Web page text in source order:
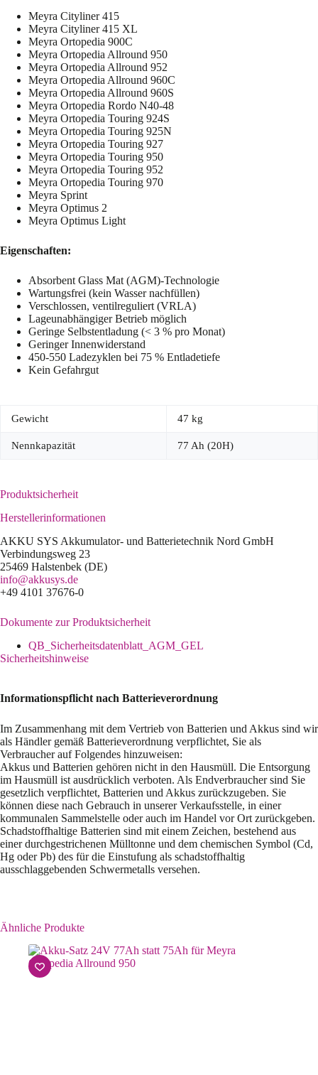
Meyra Cityliner 415
Meyra Cityliner 415 XL
Meyra Ortopedia 900C
Meyra Ortopedia Allround 950
Meyra Ortopedia Allround 952
Meyra Ortopedia Allround 960C
Meyra Ortopedia Allround 960S
Meyra Ortopedia Rordo N40-48
Meyra Ortopedia Touring 924S
Meyra Ortopedia Touring 925N
Meyra Ortopedia Touring 927
Meyra Ortopedia Touring 950
Meyra Ortopedia Touring 952
Meyra Ortopedia Touring 970
Meyra Sprint
Meyra Optimus 2
Meyra Optimus Light
Eigenschaften:
Absorbent Glass Mat (AGM)-Technologie
Wartungsfrei (kein Wasser nachfüllen)
Verschlossen, ventilreguliert (VRLA)
Lageunabhängiger Betrieb möglich
Geringe Selbstentladung (< 3 % pro Monat)
Geringer Innenwiderstand
450-550 Ladezyklen bei 75 % Entladetiefe
Kein Gefahrgut
Gewicht 47 kg
Nennkapazität 77 Ah (20H)
Produktsicherheit
Herstellerinformationen
AKKU SYS Akkumulator- und Batterietechnik Nord GmbH
Verbindungsweg 23
25469 Halstenbek (DE)
info@akkusys.de
+49 4101 37676-0
Dokumente zur Produktsicherheit
QB_Sicherheitsdatenblatt_AGM_GEL
Sicherheitshinweise
Informationspflicht nach Batterieverordnung
Im Zusammenhang mit dem Vertrieb von Batterien und Akkus sind wir
als Händler gemäß Batterieverordnung verpflichtet, Sie als
Verbraucher auf Folgendes hinzuweisen:
Akkus und Batterien gehören nicht in den Hausmüll. Die Entsorgung
im Hausmüll ist ausdrücklich verboten. Als Endverbraucher sind Sie
gesetzlich verpflichtet, Batterien und Akkus zurückzugeben. Sie
können diese nach Gebrauch in unserer Verkaufsstelle, in einer
kommunalen Sammelstelle oder auch im Handel vor Ort zurückgeben.
Schadstoffhaltige Batterien sind mit einem Zeichen, bestehend aus
einer durchgestrichenen Mülltonne und dem chemischen Symbol (Cd,
Hg oder Pb) des für die Einstufung als schadstoffhaltig
ausschlaggebenden Schwermetalls versehen.
Ähnliche Produkte